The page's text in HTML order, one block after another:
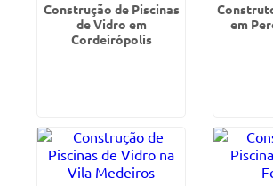
Construção de Piscinas
de Vidro em
Cordeirópolis
em